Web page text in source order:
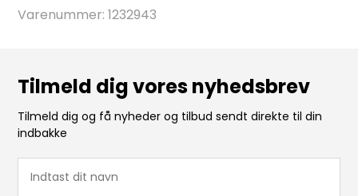
Varenummer:1232943
Tilmeld dig vores nyhedsbrev
Tilmeld dig og få nyheder og tilbud sendt direkte til din
indbakke